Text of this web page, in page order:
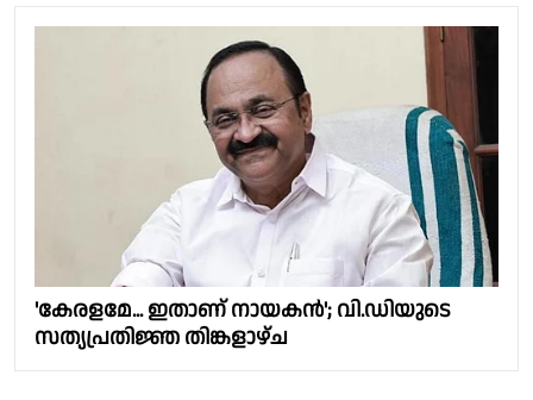
'കേരളമേ... ഇതാണ് നായകൻ'; വി.ഡിയുടെ
സത്യപ്രതിജ്ഞ തിങ്കളാഴ്ച